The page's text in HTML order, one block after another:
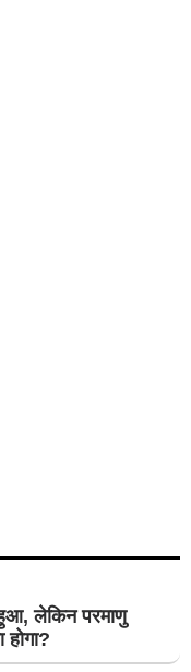
हुआ, लेकिन परमाणु